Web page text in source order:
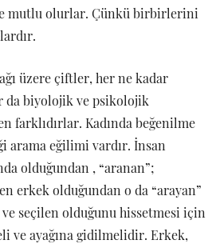
mutlu olurlar. Çünkü birbirlerini
üzere çiftler, her ne kadar
da biyolojik ve psikolojik
farklıdırlar. Kadında beğenilme
arama eğilimi vardır. İnsan
olduğundan , “aranan”;
erkek olduğundan o da “arayan”
seçilen olduğunu hissetmesi için
ve ayağına gidilmelidir. Erkek,